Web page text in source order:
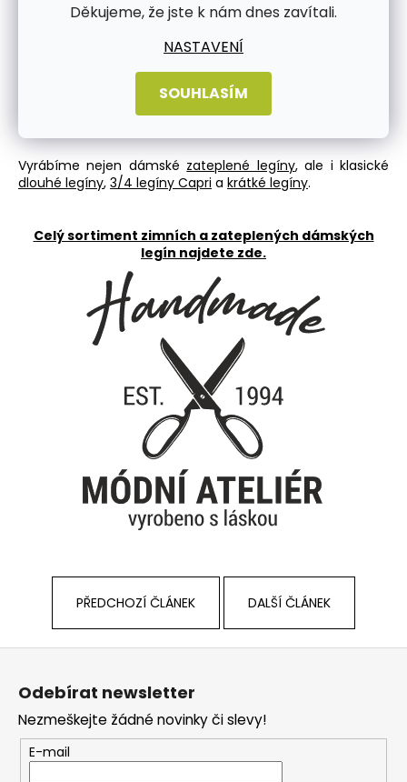
Děkujeme, že jste k nám dnes zavítali.
NASTAVENÍ
SOUHLASÍM
Vyrábíme nejen dámské zateplené legíny, ale i klasické
dlouhé legíny, 3/4 legíny Capri a krátké legíny.
Celý sortiment zimních a zateplených dámských
legín najdete zde.
PŘEDCHOZÍ ČLÁNEK DALŠÍ ČLÁNEK
Z
Odebírat newsletter
Nezmeškejte žádné novinky či slevy!
E-mail